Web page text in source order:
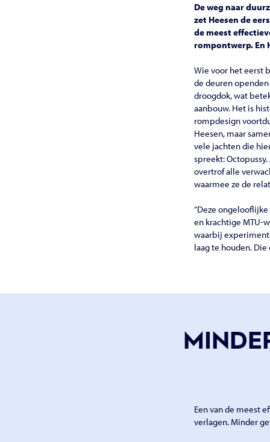
De weg naar
zet Heesen de
de meest
rompontwerp. En
Wie voor het eerst
de deuren
droogdok, wat
aanbouw. Het is
rompdesign
Heesen, maar
vele jachten die
spreekt:
overtrof alle
waarmee ze de
“Deze
en krachtige MTU-
waarbij
laag te houden.
Een van de meest
verlagen. Minder